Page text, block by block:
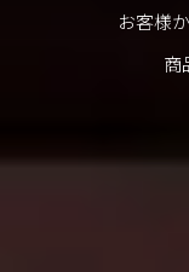
お客様
商